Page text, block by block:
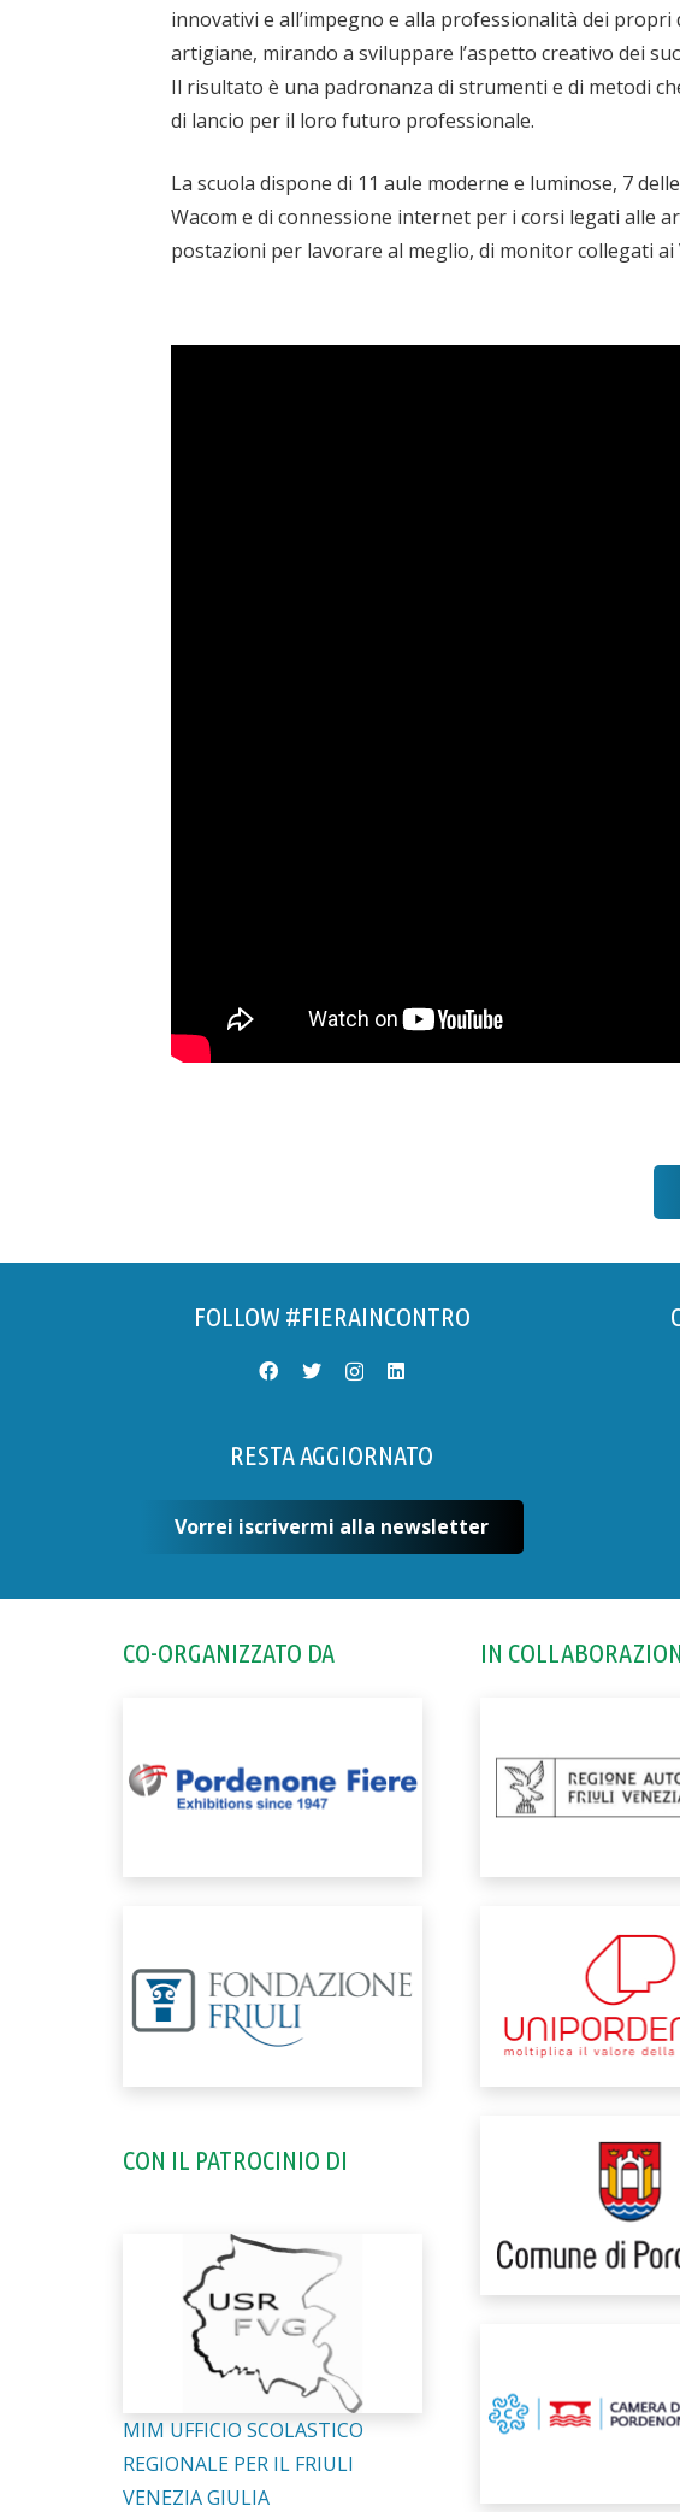
innovativi e all’impegno e alla professionalità dei
artigiane, mirando a sviluppare l’aspetto creativo dei
Il risultato è una padronanza di strumenti e di metodi
di lancio per il loro futuro professionale.
La scuola dispone di 11 aule moderne e luminose, 7
Wacom e di connessione internet per i corsi legati alle
postazioni per lavorare al meglio, di monitor collegati
FOLLOW #FIERAINCONTRO
RESTA AGGIORNATO
Vorrei iscrivermi alla newsletter
CO-ORGANIZZATO DA
CON IL PATROCINIO DI
MIM UFFICIO SCOLASTICO
REGIONALE PER IL FRIULI
VENEZIA GIULIA
IN